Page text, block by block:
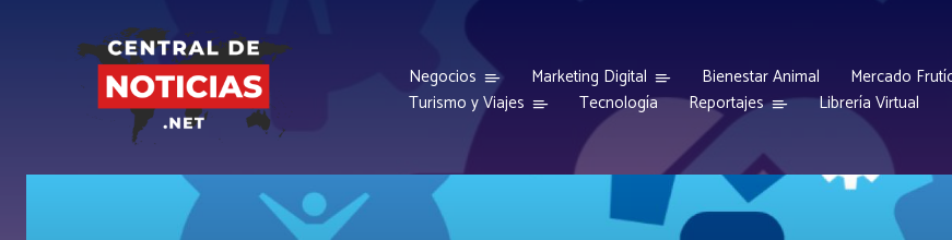
Negocios Marketing Digital Bienestar Animal
Mercado
Turismo y Viajes
Tecnología Reportajes Librería Virtual